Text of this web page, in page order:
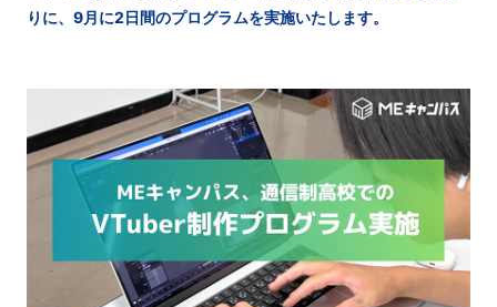
りに、9月に2日間のプログラムを実施いたします。